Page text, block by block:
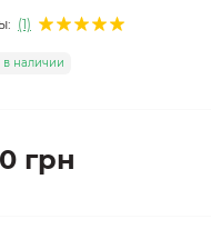
(1)
в наличии
грн